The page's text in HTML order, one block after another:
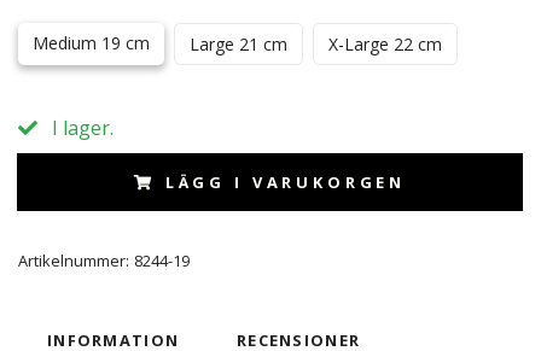
Medium 19 cm Large 21 cm X-Large 22 cm
I lager.
LÄGG I VARUKORGEN
Artikelnummer: 8244-19
INFORMATION RECENSIONER